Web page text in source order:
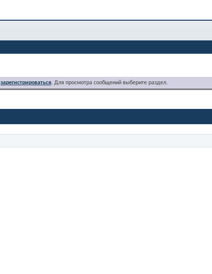
зарегистрироваться. Для просмотра сообщений выберите раздел.